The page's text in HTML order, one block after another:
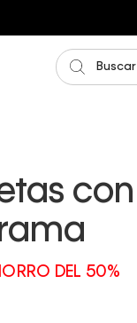
Buscar
con
DEL 50%